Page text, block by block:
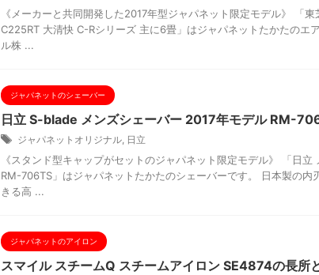
《メーカーと共同開発した2017年型ジャパネット限定モデル》 「
C225RT 大清快 C-Rシリーズ 主に6畳」はジャパネットたかたのエ
ル株 ...
ジャパネットのシェーバー
日立 S-blade メンズシェーバー 2017年モデル RM-
ジャパネットオリジナル, 日立
《スタンド型キャップがセットのジャパネット限定モデル》 「日
RM-706TS」はジャパネットたかたのシェーバーです。 日本製の内
きる高 ...
ジャパネットのアイロン
スマイル スチームQ スチームアイロン SE4874の長所